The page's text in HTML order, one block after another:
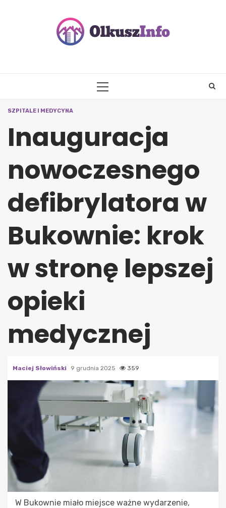
PRIMARY
SZPITALE I MEDYCYNA
Inauguracja
nowoczesnego
defibrylatora w
Bukownie: krok
w stronę lepszej
opieki
medycznej
Maciej Słowiński 9 grudnia 2025 359
W Bukownie miało miejsce ważne wydarzenie,